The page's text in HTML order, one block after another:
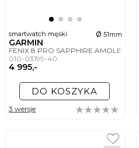
smartwatch męski ø 51mm
GARMIN
FENIX 8 PRO SAPPHIRE AMOLED
010-03199-40
4 995,-
DO KOSZYKA
3 wersje